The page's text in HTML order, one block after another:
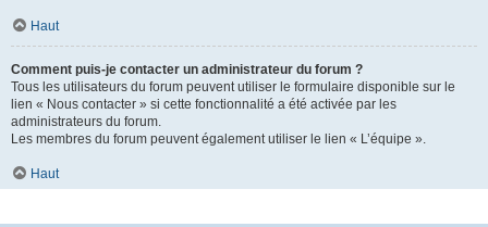
Haut
Comment puis-je contacter un administrateur du forum ?
Tous les utilisateurs du forum peuvent utiliser le formulaire disponible sur le
lien « Nous contacter » si cette fonctionnalité a été activée par les
administrateurs du forum.
Les membres du forum peuvent également utiliser le lien « L’équipe ».
Haut